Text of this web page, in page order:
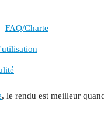
FAQ/Charte
, le rendu est meilleur